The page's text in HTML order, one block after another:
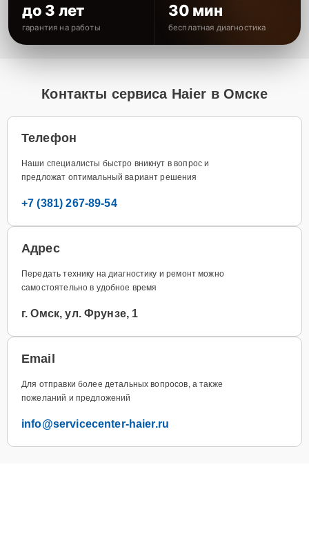
до 3 лет
гарантия на работы
30 мин
бесплатная диагностика
Контакты сервиса Haier в Омске
Телефон
Наши специалисты быстро вникнут в вопрос и
предложат оптимальный вариант решения
+7 (381) 267-89-54
Адрес
Передать технику на диагностику и ремонт можно
самостоятельно в удобное время
г. Омск, ул. Фрунзе, 1
Email
Для отправки более детальных вопросов, а также
пожеланий и предложений
info@servicecenter-haier.ru